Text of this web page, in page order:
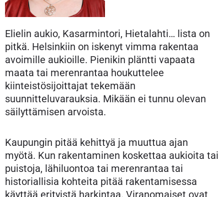
Elielin aukio, Kasarmintori, Hietalahti… lista on
pitkä. Helsinkiin on iskenyt vimma rakentaa
avoimille aukioille. Pienikin pläntti vapaata
maata tai merenrantaa houkuttelee
kiinteistösijoittajat tekemään
suunnitteluvarauksia. Mikään ei tunnu olevan
säilyttämisen arvoista.
Kaupungin pitää kehittyä ja muuttua ajan
myötä. Kun rakentaminen koskettaa aukioita tai
puistoja, lähiluontoa tai merenrantaa tai
historiallisia kohteita pitää rakentamisessa
käyttää erityistä harkintaa. Viranomaiset ovat